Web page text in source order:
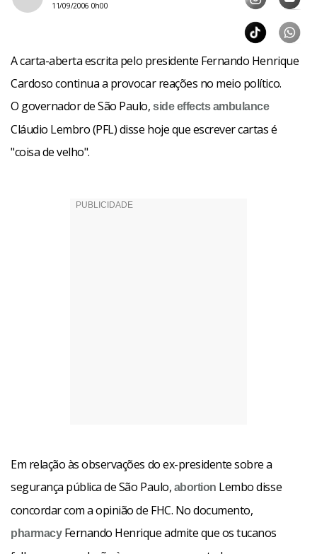
11/09/2006 0h00
A carta-aberta escrita pelo presidente Fernando Henrique
Cardoso continua a provocar reações no meio político.
O governador de São Paulo,side effects ambulance
Cláudio Lembro (PFL) disse hoje que escrever cartas é
"coisa de velho".
Em relação às observações do ex-presidente sobre a
segurança pública de São Paulo, abortion Lembo disse
concordar com a opinião de FHC. No documento,
pharmacyFernando Henrique admite que os tucanos